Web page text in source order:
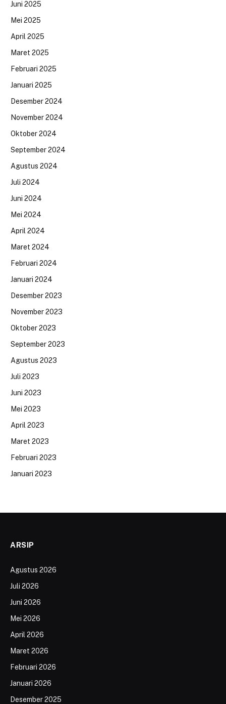
Juni 2025
Mei 2025
April 2025
Maret 2025
Februari 2025
Januari 2025
Desember 2024
November 2024
Oktober 2024
September 2024
Agustus 2024
Juli 2024
Juni 2024
Mei 2024
April 2024
Maret 2024
Februari 2024
Januari 2024
Desember 2023
November 2023
Oktober 2023
September 2023
Agustus 2023
Juli 2023
Juni 2023
Mei 2023
April 2023
Maret 2023
Februari 2023
Januari 2023
ARSIP
Agustus 2026
Juli 2026
Juni 2026
Mei 2026
April 2026
Maret 2026
Februari 2026
Januari 2026
Desember 2025